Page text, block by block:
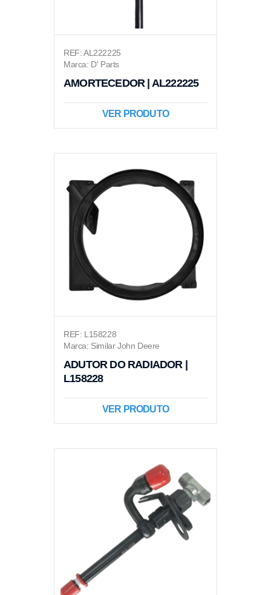
REF: AL222225
Marca: D' Parts
AMORTECEDOR | AL222225
VER PRODUTO
REF: L158228
Marca: Similar John Deere
ADUTOR DO RADIADOR |
L158228
VER PRODUTO